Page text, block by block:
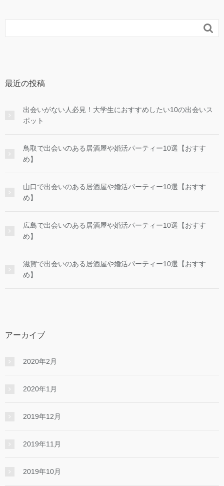

最近の投稿
出会いがない人必見！大学生におすすめしたい10の出会いス
ポット
鳥取で出会いのある居酒屋や婚活パーティー10選【おすす
め】
山口で出会いのある居酒屋や婚活パーティー10選【おすす
め】
広島で出会いのある居酒屋や婚活パーティー10選【おすす
め】
滋賀で出会いのある居酒屋や婚活パーティー10選【おすす
め】
アーカイブ
2020年2月
2020年1月
2019年12月
2019年11月
2019年10月